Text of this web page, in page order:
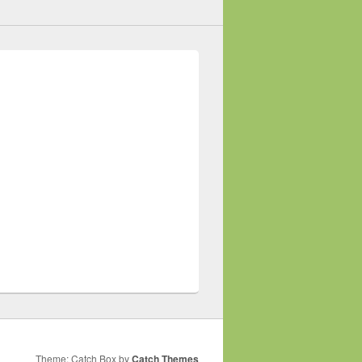
Theme: Catch Box byCatch Themes